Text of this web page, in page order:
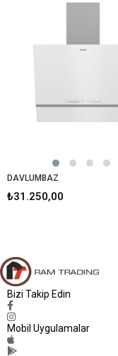
DAVLUMBAZ
₺31.250,00
Bizi Takip Edin
Mobil Uygulamalar